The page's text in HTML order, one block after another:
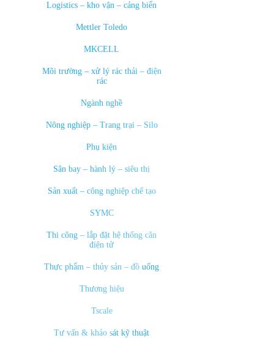
Logistics – kho vận – cảng biển
Mettler Toledo
MKCELL
Môi trường – xử lý rác thải – điện
rác
Ngành nghề
Nông nghiệp – Trang trại – Silo
Phụ kiện
Sân bay – hành lý – siêu thị
Sản xuất – công nghiệp chế tạo
SYMC
Thi công – lắp đặt hệ thống cân
điện tử
Thực phẩm – thủy sản – đồ uống
Thương hiệu
Tscale
Tư vấn & khảo sát kỹ thuật